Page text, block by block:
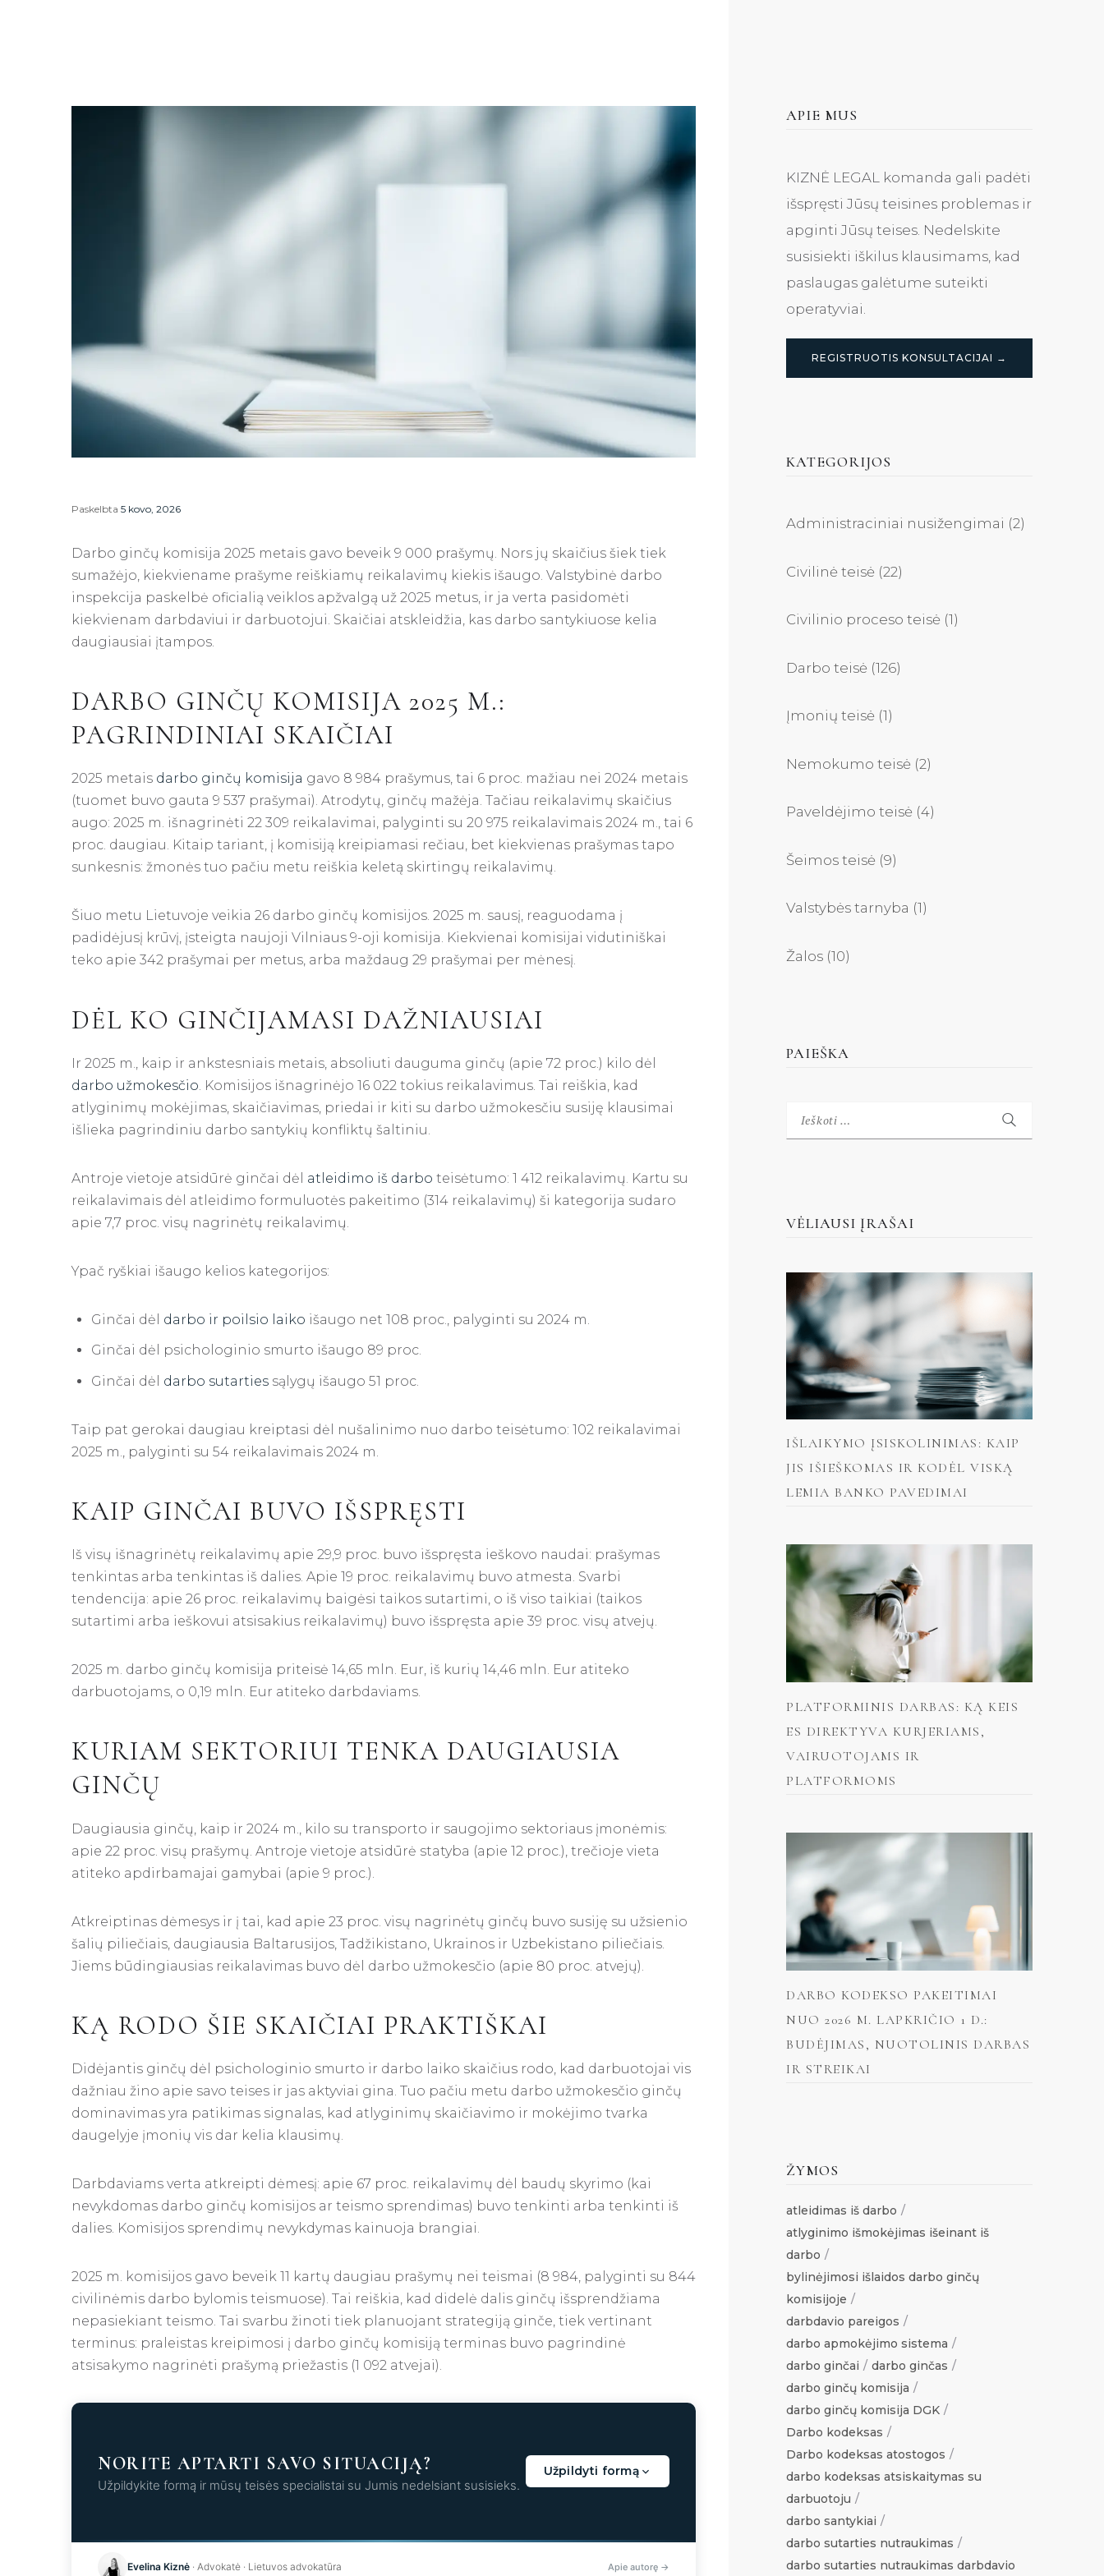
Paskelbta 5 kovo, 2026
Darbo ginčų komisija 2025 metais gavo beveik 9 000 prašymų. Nors jų skaičius šiek tiek
sumažėjo, kiekviename prašyme reiškiamų reikalavimų kiekis išaugo. Valstybinė darbo
inspekcija paskelbė oficialią veiklos apžvalgą už 2025 metus, ir ja verta pasidomėti
kiekvienam darbdaviui ir darbuotojui. Skaičiai atskleidžia, kas darbo santykiuose kelia
daugiausiai įtampos.
DARBO GINČŲ KOMISIJA 2025 M.:
PAGRINDINIAI SKAIČIAI
2025 metais darbo ginčų komisija gavo 8 984 prašymus, tai 6 proc. mažiau nei 2024 metais
(tuomet buvo gauta 9 537 prašymai). Atrodytų, ginčų mažėja. Tačiau reikalavimų skaičius
augo: 2025 m. išnagrinėti 22 309 reikalavimai, palyginti su 20 975 reikalavimais 2024 m., tai 6
proc. daugiau. Kitaip tariant, į komisiją kreipiamasi rečiau, bet kiekvienas prašymas tapo
sunkesnis: žmonės tuo pačiu metu reiškia keletą skirtingų reikalavimų.
Šiuo metu Lietuvoje veikia 26 darbo ginčų komisijos. 2025 m. sausį, reaguodama į
padidėjusį krūvį, įsteigta naujoji Vilniaus 9-oji komisija. Kiekvienai komisijai vidutiniškai
teko apie 342 prašymai per metus, arba maždaug 29 prašymai per mėnesį.
DĖL KO GINČIJAMASI DAŽNIAUSIAI
Ir 2025 m., kaip ir ankstesniais metais, absoliuti dauguma ginčų (apie 72 proc.) kilo dėl
darbo užmokesčio . Komisijos išnagrinėjo 16 022 tokius reikalavimus. Tai reiškia, kad
atlyginimų mokėjimas, skaičiavimas, priedai ir kiti su darbo užmokesčiu susiję klausimai
išlieka pagrindiniu darbo santykių konfliktų šaltiniu.
Antroje vietoje atsidūrė ginčai dėl atleidimo iš darbo teisėtumo: 1 412 reikalavimų. Kartu su
reikalavimais dėl atleidimo formuluotės pakeitimo (314 reikalavimų) ši kategorija sudaro
apie 7,7 proc. visų nagrinėtų reikalavimų.
Ypač ryškiai išaugo kelios kategorijos:
Ginčai dėl darbo ir poilsio laiko išaugo net 108 proc., palyginti su 2024 m.
Ginčai dėl psichologinio smurto išaugo 89 proc.
Ginčai dėl darbo sutarties sąlygų išaugo 51 proc.
Taip pat gerokai daugiau kreiptasi dėl nušalinimo nuo darbo teisėtumo: 102 reikalavimai
2025 m., palyginti su 54 reikalavimais 2024 m.
KAIP GINČAI BUVO IŠSPRĘSTI
Iš visų išnagrinėtų reikalavimų apie 29,9 proc. buvo išspręsta ieškovo naudai: prašymas
tenkintas arba tenkintas iš dalies. Apie 19 proc. reikalavimų buvo atmesta. Svarbi
tendencija: apie 26 proc. reikalavimų baigėsi taikos sutartimi, o iš viso taikiai (taikos
sutartimi arba ieškovui atsisakius reikalavimų) buvo išspręsta apie 39 proc. visų atvejų.
2025 m. darbo ginčų komisija priteisė 14,65 mln. Eur, iš kurių 14,46 mln. Eur atiteko
darbuotojams, o 0,19 mln. Eur atiteko darbdaviams.
KURIAM SEKTORIUI TENKA DAUGIAUSIA
GINČŲ
Daugiausia ginčų, kaip ir 2024 m., kilo su transporto ir saugojimo sektoriaus įmonėmis:
apie 22 proc. visų prašymų. Antroje vietoje atsidūrė statyba (apie 12 proc.), trečioje vieta
atiteko apdirbamajai gamybai (apie 9 proc.).
Atkreiptinas dėmesys ir į tai, kad apie 23 proc. visų nagrinėtų ginčų buvo susiję su užsienio
šalių piliečiais, daugiausia Baltarusijos, Tadžikistano, Ukrainos ir Uzbekistano piliečiais.
Jiems būdingiausias reikalavimas buvo dėl darbo užmokesčio (apie 80 proc. atvejų).
KĄ RODO ŠIE SKAIČIAI PRAKTIŠKAI
Didėjantis ginčų dėl psichologinio smurto ir darbo laiko skaičius rodo, kad darbuotojai vis
dažniau žino apie savo teises ir jas aktyviai gina. Tuo pačiu metu darbo užmokesčio ginčų
dominavimas yra patikimas signalas, kad atlyginimų skaičiavimo ir mokėjimo tvarka
daugelyje įmonių vis dar kelia klausimų.
Darbdaviams verta atkreipti dėmesį: apie 67 proc. reikalavimų dėl baudų skyrimo (kai
nevykdomas darbo ginčų komisijos ar teismo sprendimas) buvo tenkinti arba tenkinti iš
dalies. Komisijos sprendimų nevykdymas kainuoja brangiai.
2025 m. komisijos gavo beveik 11 kartų daugiau prašymų nei teismai (8 984, palyginti su 844
civilinėmis darbo bylomis teismuose). Tai reiškia, kad didelė dalis ginčų išsprendžiama
nepasiekiant teismo. Tai svarbu žinoti tiek planuojant strategiją ginče, tiek vertinant
terminus: praleistas kreipimosi į darbo ginčų komisiją terminas buvo pagrindinė
atsisakymo nagrinėti prašymą priežastis (1 092 atvejai).
NORITE APTARTI SAVO SITUACIJĄ?
Užpildykite formą ir mūsų teisės specialistai su Jumis nedelsiant susisieks.
Užpildyti formą
Evelina Kiznė · Advokatė · Lietuvos advokatūra Apie autorę →
APIE MUS
KIZNĖ LEGAL komanda gali padėti
išspręsti Jūsų teisines problemas ir
apginti Jūsų teises. Nedelskite
susisiekti iškilus klausimams, kad
paslaugas galėtume suteikti
operatyviai.
REGISTRUOTIS KONSULTACIJAI →
KATEGORIJOS
Administraciniai nusižengimai (2)
Civilinė teisė (22)
Civilinio proceso teisė (1)
Darbo teisė (126)
Įmonių teisė (1)
Nemokumo teisė (2)
Paveldėjimo teisė (4)
Šeimos teisė (9)
Valstybės tarnyba (1)
Žalos (10)
PAIEŠKA
Ieškoti:
VĖLIAUSI ĮRAŠAI
IŠLAIKYMO ĮSISKOLINIMAS: KAIP
JIS IŠIEŠKOMAS IR KODĖL VISKĄ
LEMIA BANKO PAVEDIMAI
PLATFORMINIS DARBAS: KĄ KEIS
ES DIREKTYVA KURJERIAMS,
VAIRUOTOJAMS IR
PLATFORMOMS
DARBO KODEKSO PAKEITIMAI
NUO 2026 M. LAPKRIČIO 1 D.:
BUDĖJIMAS, NUOTOLINIS DARBAS
IR STREIKAI
ŽYMOS
atleidimas iš darbo
atlyginimo išmokėjimas išeinant iš
darbo
bylinėjimosi išlaidos darbo ginčų
komisijoje
darbdavio pareigos
darbo apmokėjimo sistema
darbo ginčai
darbo ginčas
darbo ginčų komisija
darbo ginčų komisija DGK
Darbo kodeksas
Darbo kodeksas atostogos
darbo kodeksas atsiskaitymas su
darbuotoju
darbo santykiai
darbo sutarties nutraukimas
darbo sutarties nutraukimas darbdavio